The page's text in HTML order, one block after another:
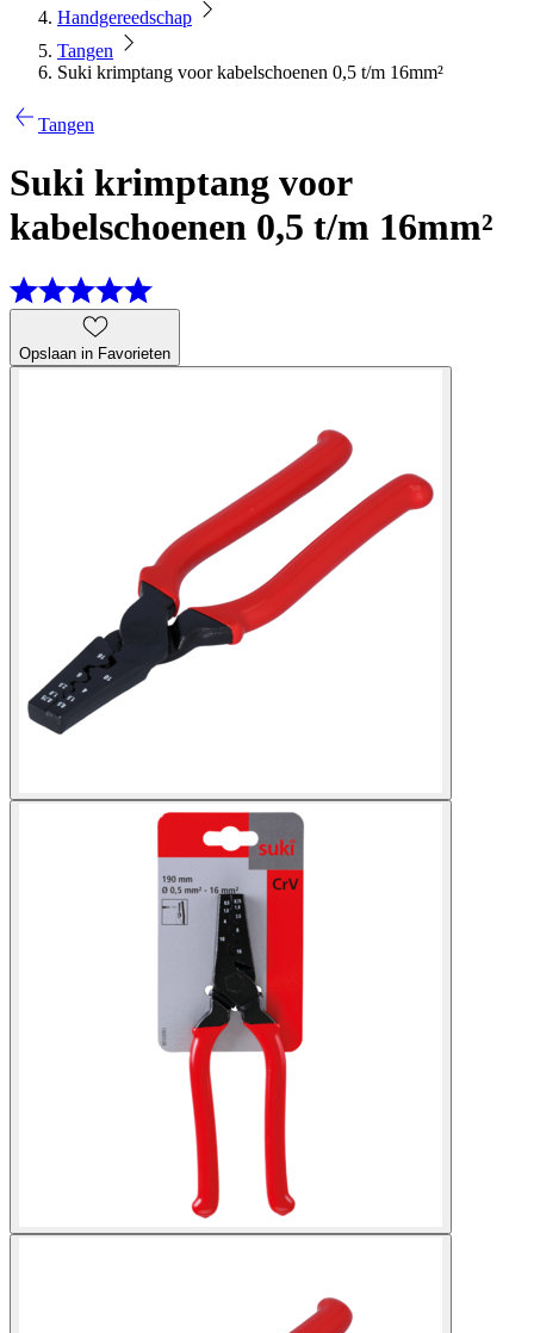
Handgereedschap
Tangen
Suki krimptang voor kabelschoenen 0,5 t/m 16mm²
Tangen
Suki krimptang voor
kabelschoenen 0,5 t/m 16mm²
Opslaan in Favorieten